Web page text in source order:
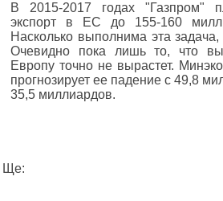
В 2015-2017 годах "Газпром"
экспорт в ЕС до 155-160
Насколько выполнима эта задача,
Очевидно пока лишь то, что
Европу точно не вырастет.
прогнозирует ее падение с 49,8
35,5 миллиардов.
Ще: